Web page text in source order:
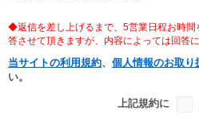
◆返信を差し上げるまで、5営業日程お時
答させて頂きますが、内容によっては回答
当サイトの利用規約、 個人情報のお取り
い。
上記規約に